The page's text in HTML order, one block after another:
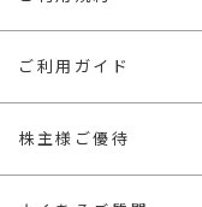
ご利用ガイド
株主様ご優待